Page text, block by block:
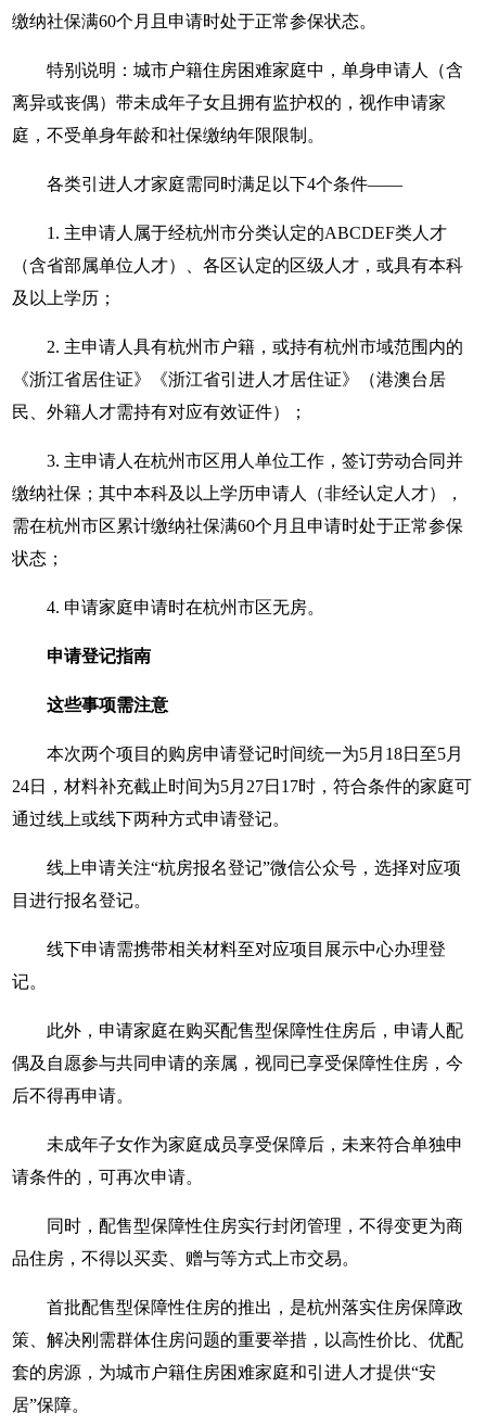
缴纳社保满60个月且申请时处于正常参保状态。
特别说明：城市户籍住房困难家庭中，单身申请人（含
离异或丧偶）带未成年子女且拥有监护权的，视作申请家
庭，不受单身年龄和社保缴纳年限限制。
各类引进人才家庭需同时满足以下4个条件——
1. 主申请人属于经杭州市分类认定的ABCDEF类人才
（含省部属单位人才）、各区认定的区级人才，或具有本科
及以上学历；
2. 主申请人具有杭州市户籍，或持有杭州市域范围内的
《浙江省居住证》《浙江省引进人才居住证》（港澳台居
民、外籍人才需持有对应有效证件）；
3. 主申请人在杭州市区用人单位工作，签订劳动合同并
缴纳社保；其中本科及以上学历申请人（非经认定人才），
需在杭州市区累计缴纳社保满60个月且申请时处于正常参保
状态；
4. 申请家庭申请时在杭州市区无房。
申请登记指南
这些事项需注意
本次两个项目的购房申请登记时间统一为5月18日至5月
24日，材料补充截止时间为5月27日17时，符合条件的家庭可
通过线上或线下两种方式申请登记。
线上申请关注“杭房报名登记”微信公众号，选择对应项
目进行报名登记。
线下申请需携带相关材料至对应项目展示中心办理登
记。
此外，申请家庭在购买配售型保障性住房后，申请人配
偶及自愿参与共同申请的亲属，视同已享受保障性住房，今
后不得再申请。
未成年子女作为家庭成员享受保障后，未来符合单独申
请条件的，可再次申请。
同时，配售型保障性住房实行封闭管理，不得变更为商
品住房，不得以买卖、赠与等方式上市交易。
首批配售型保障性住房的推出，是杭州落实住房保障政
策、解决刚需群体住房问题的重要举措，以高性价比、优配
套的房源，为城市户籍住房困难家庭和引进人才提供“安
居”保障。